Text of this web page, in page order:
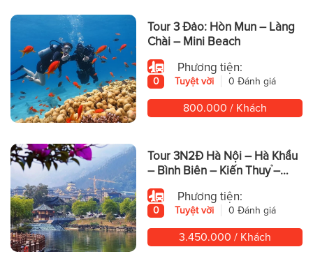
Tour 3 Đảo: Hòn Mun – Làng
Chài – Mini Beach
Phương tiện:
0 Tuyệt vời 0 Đánh giá
800.000 / Khách
Tour 3N2Đ Hà Nội – Hà Khẩu
– Bình Biên – Kiến Thuỷ –
Động Yến Tử – Mông Tự
Phương tiện:
0 Tuyệt vời 0 Đánh giá
3.450.000 / Khách